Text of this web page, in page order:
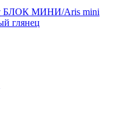
БЛОК МИНИ/Aris mini
глянец